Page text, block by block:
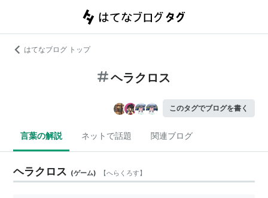
はてなブログ トップ
ヘラクロス
このタグでブログを書く
言葉の解説 ネットで話題 関連ブログ
ヘラクロス (ゲーム) 【へらくろす】